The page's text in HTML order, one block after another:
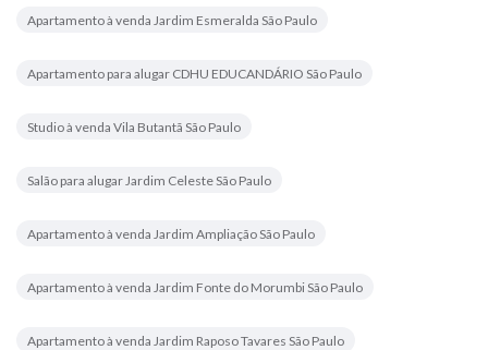
Apartamento à venda Jardim Esmeralda São Paulo
Apartamento para alugar CDHU EDUCANDÁRIO São Paulo
Studio à venda Vila Butantã São Paulo
Salão para alugar Jardim Celeste São Paulo
Apartamento à venda Jardim Ampliação São Paulo
Apartamento à venda Jardim Fonte do Morumbi São Paulo
Apartamento à venda Jardim Raposo Tavares São Paulo